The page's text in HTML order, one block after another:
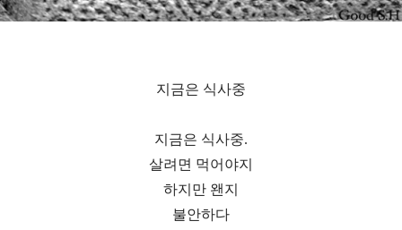
지금은 식사중
지금은 식사중.
살려면 먹어야지
하지만 왠지
불안하다